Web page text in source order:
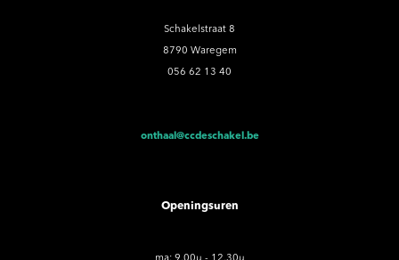
Schakelstraat 8
8790 Waregem
056 62 13 40
onthaal@ccdeschakel.be
Openingsuren